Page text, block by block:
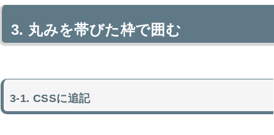
丸みを帯びた枠で囲む
CSSに追記